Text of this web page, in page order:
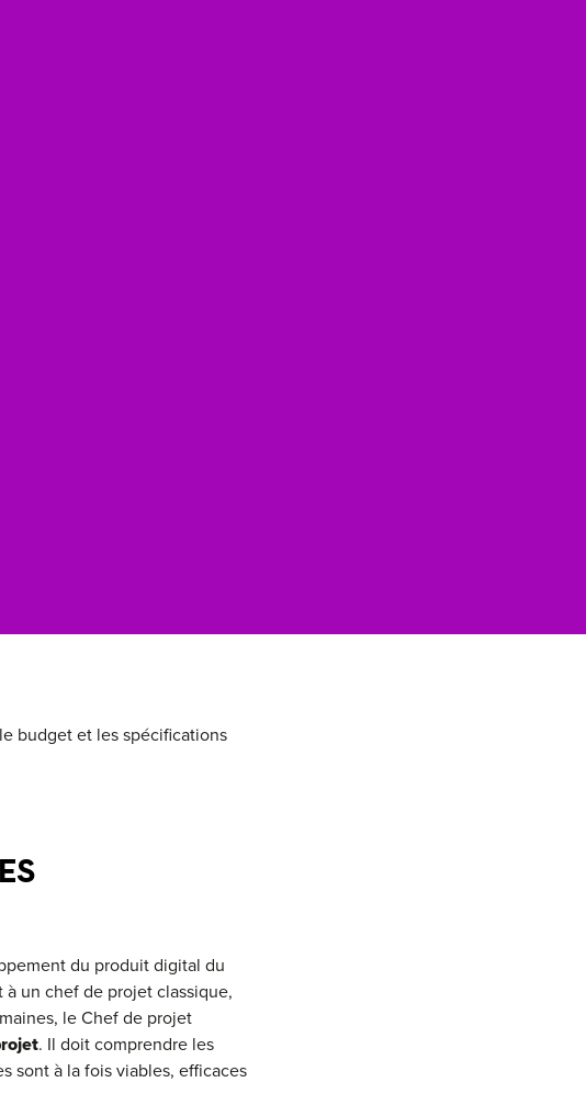
budget et les spécifications
du produit digital du
à un chef de projet classique,
le Chef de projet
. Il doit comprendre les
sont à la fois viables, efficaces